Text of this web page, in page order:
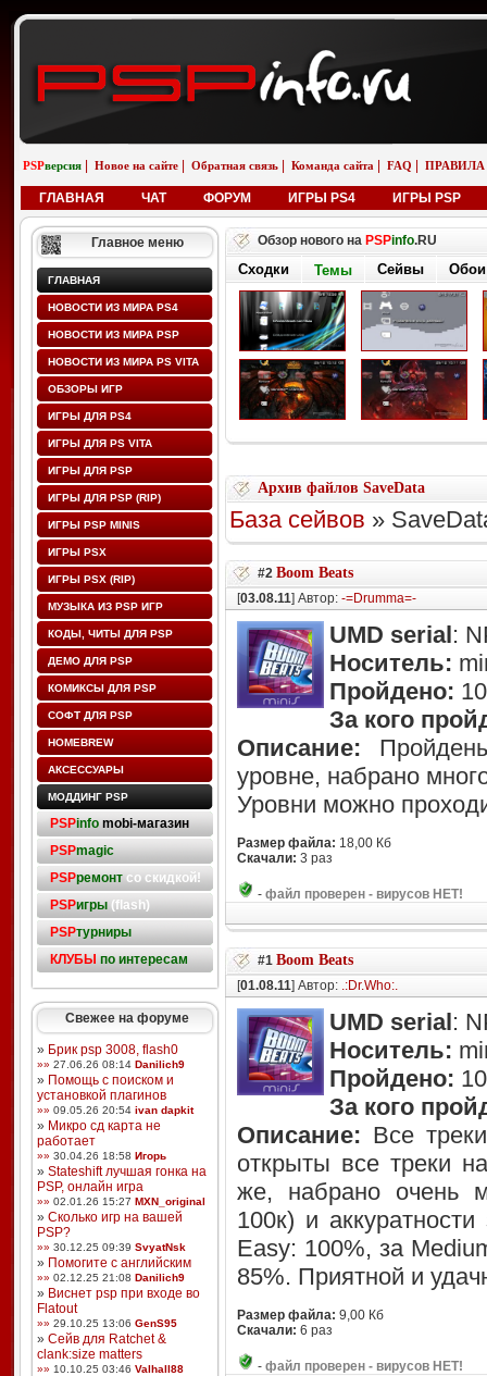
PSPверсия Новое на сайте Обратная связь Команда сайта FAQ ПРАВИЛА
ГЛАВНАЯ ЧАТ ФОРУМ ИГРЫ PS4 ИГРЫ PSP
Главное меню
ГЛАВНАЯ
НОВОСТИ ИЗ МИРА PS4
НОВОСТИ ИЗ МИРА PSP
НОВОСТИ ИЗ МИРА PS VITA
ОБЗОРЫ ИГР
ИГРЫ ДЛЯ PS4
ИГРЫ ДЛЯ PS VITA
ИГРЫ ДЛЯ PSP
ИГРЫ ДЛЯ PSP (RIP)
ИГРЫ PSP MINIS
ИГРЫ PSX
ИГРЫ PSX (RIP)
МУЗЫКА ИЗ PSP ИГР
КОДЫ, ЧИТЫ ДЛЯ PSP
ДЕМО ДЛЯ PSP
КОМИКСЫ ДЛЯ PSP
СОФТ ДЛЯ PSP
HOMEBREW
АКСЕССУАРЫ
МОДДИНГ PSP
PSPinfo mobi-магазин
PSPmagic
PSPремонтсо скидкой!
PSPигры(flash)
PSPтурниры
КЛУБЫ по интересам
Свежее на форуме
» Брик psp 3008, flash0
»» 27.06.26 08:14 Danilich9
» Помощь с поиском и
установкой плагинов
»» 09.05.26 20:54 ivan dapkit
» Микро сд карта не
работает
»» 30.04.26 18:58 Игорь
» Stateshift лучшая гонка на
PSP, онлайн игра
»» 02.01.26 15:27 MXN_original
» Сколько игр на вашей
PSP?
»» 30.12.25 09:39 SvyatNsk
» Помогите с английским
»» 02.12.25 21:08 Danilich9
» Виснет psp при входе во
Flatout
»» 29.10.25 13:06 GenS95
» Сейв для Ratchet &
clank:size matters
»» 10.10.25 03:46 Valhall88
Обзор нового на PSPinfo.RU
Сходки Темы Сейвы Обои
Архив файлов SaveData
База сейвов »
#2 Boom Beats
[03.08.11] Автор: -=Drumma=-
UMD serial:
Носитель:
Пройдено:
За кого
Описание:
уровне, набрано
Уровни можно
Размер файла: 18,00 Кб
Скачали: 3 раз
- файл проверен - вирусов НЕТ!
#1 Boom Beats
[01.08.11] Автор: .:Dr.Who:.
UMD serial:
Носитель:
Пройдено:
За кого
Описание: Все
открыты все треки
же, набрано очень
100к) и
Easy: 100%, за
85%. Приятной и
Размер файла: 9,00 Кб
Скачали: 6 раз
- файл проверен - вирусов НЕТ!